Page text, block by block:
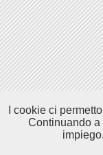
I cookie ci
Continuando a
impiego.